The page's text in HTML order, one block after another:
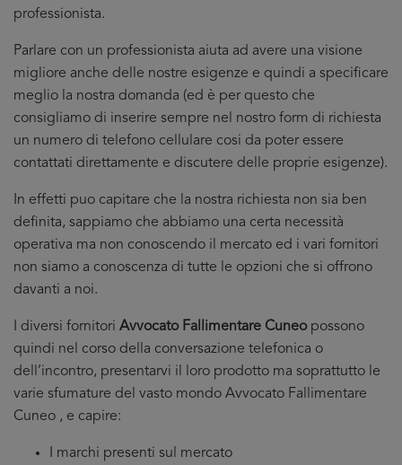
professionista.
Parlare con un professionista aiuta ad avere una visione
migliore anche delle nostre esigenze e quindi a specificare
meglio la nostra domanda (ed è per questo che
consigliamo di inserire sempre nel nostro form di richiesta
un numero di telefono cellulare cosi da poter essere
contattati direttamente e discutere delle proprie esigenze).
In effetti puo capitare che la nostra richiesta non sia ben
definita, sappiamo che abbiamo una certa necessità
operativa ma non conoscendo il mercato ed i vari fornitori
non siamo a conoscenza di tutte le opzioni che si offrono
davanti a noi.
I diversi fornitori Avvocato Fallimentare Cuneopossono
quindi nel corso della conversazione telefonica o
dell’incontro, presentarvi il loro prodotto ma soprattutto le
varie sfumature del vasto mondo Avvocato Fallimentare
Cuneo , e capire:
I marchi presenti sul mercato